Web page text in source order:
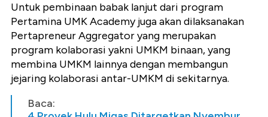
Untuk pembinaan babak lanjut dari program
Pertamina UMK Academy juga akan dilaksanakan
Pertapreneur Aggregator yang merupakan
program kolaborasi yakni UMKM binaan, yang
membina UMKM lainnya dengan membangun
jejaring kolaborasi antar-UMKM di sekitarnya.
Baca: